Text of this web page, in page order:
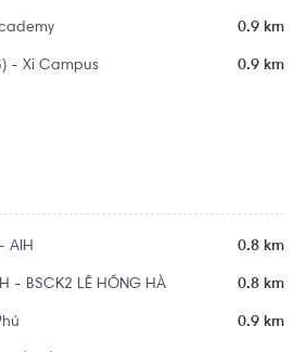
0.9 km
- Xi Campus 0.9 km
AIH 0.8 km
- BSCK2 LÊ HỒNG HÀ 0.8 km
0.9 km